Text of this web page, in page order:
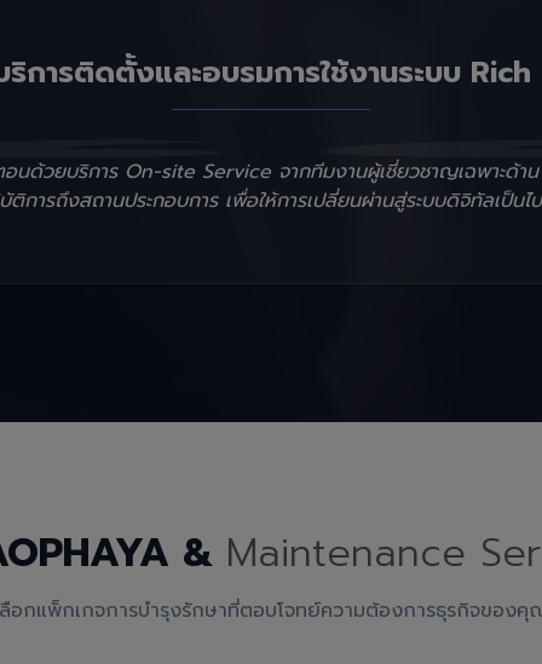
ริการติดตั้งและอบรมการใช้งานระบบ Rich
อนด้วยบริการ On-site Service จากทีมงานผู้เชี่ยวชาญเฉพาะด้า
การถึงสถานประกอบการ เพื่อให้การเปลี่ยนผ่านสู่ระบบดิจิทัลเป็นไ
& Maintenance
อกแพ็กเกจการบำรุงรักษาที่ตอบโจทย์ความต้องการธุรกิจของ